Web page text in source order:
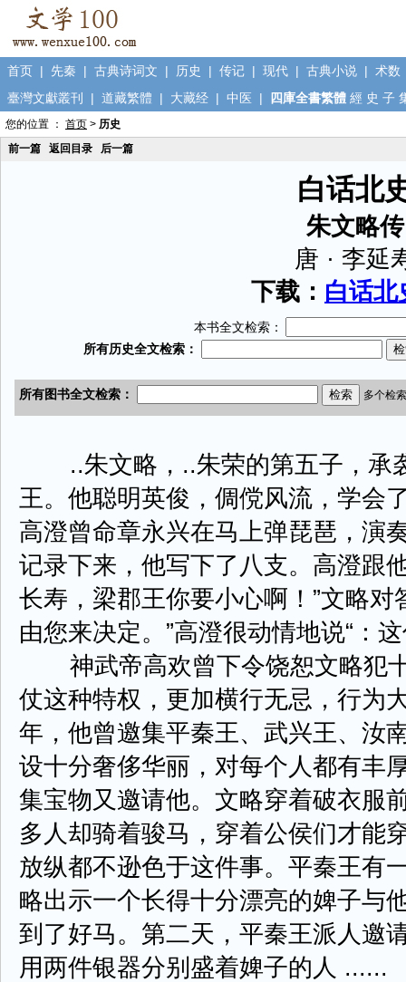
首页 | 先秦 | 古典诗词文 | 历史 | 传记 | 现代 | 古典小说 | 术数
臺灣文獻叢刊
| 道藏繁體 | 大藏经 | 中医 | 四庫全書繁體 經 史 子
您的位置 ： 首页 > 历史
前一篇
返回目录 后一篇
白话北
朱文略传
唐 · 李延
下载： 白话
本书全文检索：
..朱文略，..朱荣的第五子，承
王。他聪明英俊，倜傥风流，学会
高澄曾命章永兴在马上弹琵琶，演
记录下来，他写下了八支。高澄跟
长寿，梁郡王你要小心啊！”文略对
由您来决定。”高澄很动情地说“：
神武帝高欢曾下令饶恕文略犯
仗这种特权，更加横行无忌，行为
年，他曾邀集平秦王、武兴王、汝
设十分奢侈华丽，对每个人都有丰
集宝物又邀请他。文略穿着破衣服
多人却骑着骏马，穿着公侯们才能
放纵都不逊色于这件事。平秦王有
略出示一个长得十分漂亮的婢子与
到了好马。第二天，平秦王派人邀
用两件银器分别盛着婢子的人 ......